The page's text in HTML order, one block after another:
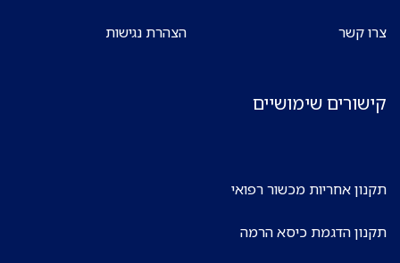
צרו קשר הצהרת נגישות
קישורים שימושיים
תקנון אחריות מכשור רפואי
תקנון הדגמת כיסא הרמה